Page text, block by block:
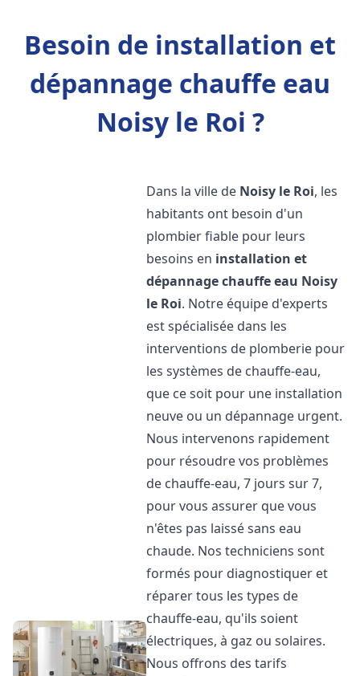
Besoin de installation et
dépannage chauffe eau
Noisy le Roi ?
Dans la ville de Noisy le Roi, les
habitants ont besoin d'un
plombier fiable pour leurs
besoins en installation et
dépannage chauffe eau Noisy
le Roi. Notre équipe d'experts
est spécialisée dans les
interventions de plomberie pour
les systèmes de chauffe-eau,
que ce soit pour une installation
neuve ou un dépannage urgent.
Nous intervenons rapidement
pour résoudre vos problèmes
de chauffe-eau, 7 jours sur 7,
pour vous assurer que vous
n'êtes pas laissé sans eau
chaude. Nos techniciens sont
formés pour diagnostiquer et
réparer tous les types de
chauffe-eau, qu'ils soient
électriques, à gaz ou solaires.
Nous offrons des tarifs